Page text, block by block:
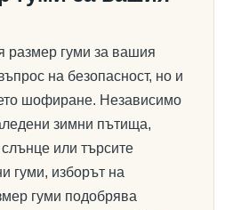
размер гуми за вашия
на безопасност, но и
шофиране. Независимо
зимни пътища,
или търсите
гуми, изборът на
гуми подобрява